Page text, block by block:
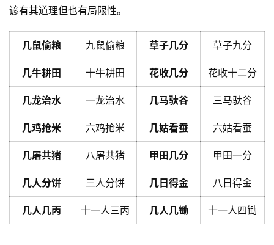
谚有其道理但也有局限性。
几鼠偷粮 九鼠偷粮 草子几分 草子九分
几牛耕田 十牛耕田 花收几分 花收十二分
几龙治水 一龙治水 几马驮谷 三马驮谷
几鸡抢米 六鸡抢米 几姑看蚕 六姑看蚕
几屠共猪 八屠共猪 甲田几分 甲田一分
几人分饼 三人分饼 几日得金 八日得金
几人几丙 十一人三丙 几人几锄 十一人四锄